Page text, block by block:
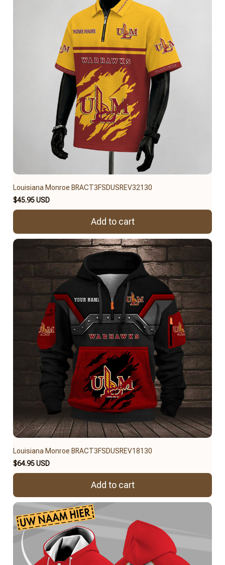
Louisiana Monroe BRACT3FSDUSREV32130
$45.95 USD
Add to cart
Louisiana Monroe BRACT3FSDUSREV18130
$64.95 USD
Add to cart